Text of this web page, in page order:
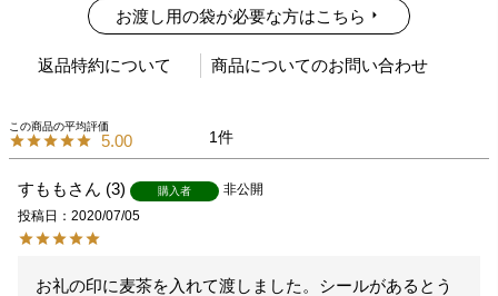
お渡し用の袋が必要な方はこちら
返品特約について 商品についてのお問い合わせ
5.00 1
すもも 3 購入者
非公開
投稿日
2020/07/05
お礼の印に麦茶を入れて渡しました。シールがあるとう